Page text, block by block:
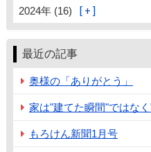
2024年 (16)
最近の記事
奥様の「ありがとう」
家は"建てた瞬間"ではな
もろけん新聞1月号